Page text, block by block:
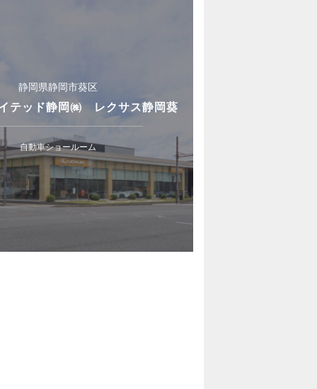
静岡県静岡市葵区
テッド静岡㈱ レクサス静岡葵
自動車ショールーム